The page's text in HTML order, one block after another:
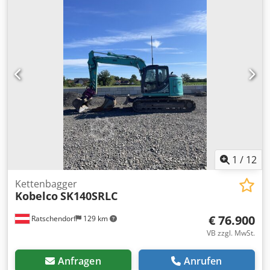
einsatzbereit - wenig Spiel auf Bolzen und Buchsen
Verkaufspreis: 36.900,-- netto auch günstige Zustellung
1 / 12
Ratschendorf 129 km
Kettenbagger
KobelcoSK140SRLC
€ 76.900
VB zzgl. MwSt.
Anfragen Anrufen